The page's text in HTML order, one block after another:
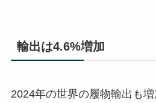
輸出は4.6%増加
2024年の世界の履物輸出も